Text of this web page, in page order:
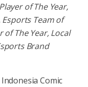
of The Year,
Esports Team of
of The Year, Local
Brand
Comic